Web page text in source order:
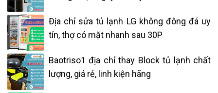
Địa chỉ sửa tủ lạnh LG không đông đá uy
tín, thợ có mặt nhanh sau 30P
Baotriso1 địa chỉ thay Block tủ lạnh chất
lượng, giá rẻ, linh kiện hãng